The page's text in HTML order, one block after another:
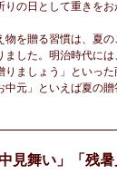
りの日として重きを
物を贈る習慣は、夏
ました。明治時代に
りましょう」といっ
中元」といえば夏の
見舞い」「残